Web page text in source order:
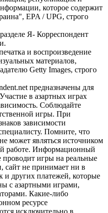
которое содержит
EPA / UPG, строго
Я- Корреспондент
и воспроизведение
материалов,
Getty Images, строго
предназначены для
в азартных играх
Соблюдайте
игры. При
зависимости
Помните, что
может являться источником
работе. Информационный
проводит игры на реальные
сайт не принимает ни в
и других платежей, которые
с азартными играми,
Какие-либо
ресурсе
исключительно в